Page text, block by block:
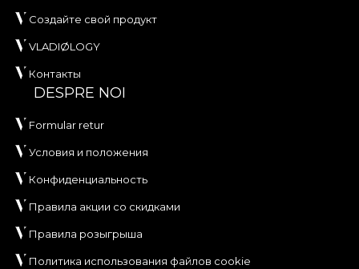
Создайте свой продукт
VLADIØLOGY
Контакты
DESPRE NOI
Formular retur
Условия и положения
Конфиденциальность
Правила акции со скидками
Правила розыгрыша
Политика использования файлов cookie